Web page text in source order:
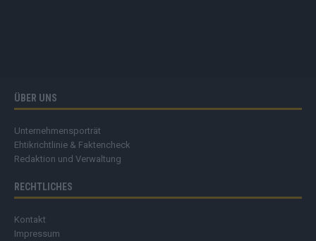
ÜBER UNS
Unternehmensporträt
Ehtikrichtlinie & Faktencheck
Redaktion und Verwaltung
RECHTLICHES
Kontakt
Impressum